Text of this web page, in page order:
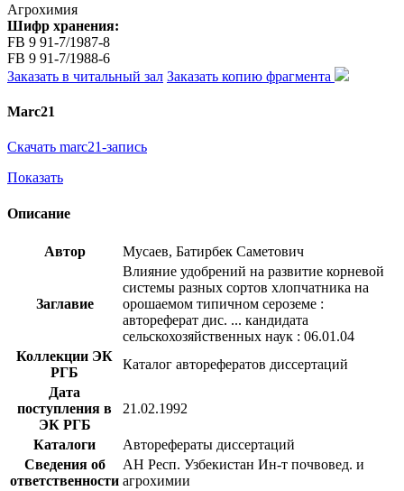
Агрохимия
Шифр хранения:
FB 9 91-7/1987-8
FB 9 91-7/1988-6
Заказать в читальный зал Заказать копию фрагмента
Marc21
Скачать marc21-запись
Показать
Описание
Автор Мусаев, Батирбек Саметович
Заглавие
Влияние удобрений на развитие корневой
системы разных сортов хлопчатника на
орошаемом типичном сероземе :
автореферат дис. ... кандидата
сельскохозяйственных наук : 06.01.04
Коллекции ЭК
РГБ
Каталог авторефератов диссертаций
Дата
поступления в
ЭК РГБ
21.02.1992
Каталоги
Авторефераты диссертаций
Сведения об
ответственности
АН Респ. Узбекистан Ин-т почвовед. и
агрохимии